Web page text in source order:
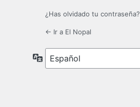
¿Has olvidado tu contraseña?
← Ir a El Nopal
Idioma